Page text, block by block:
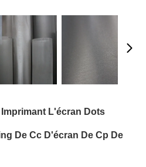
L'écran Dots
De Cc D'écran De Cp De